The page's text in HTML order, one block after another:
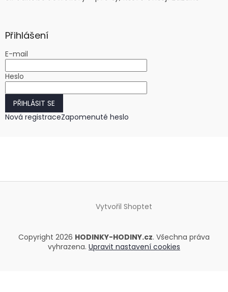
Přihlášení
E-mail
Heslo
PŘIHLÁSIT SE
Nová registraceZapomenuté heslo
Vytvořil Shoptet
Copyright 2026 HODINKY-HODINY.cz. Všechna práva
vyhrazena. Upravit nastavení cookies